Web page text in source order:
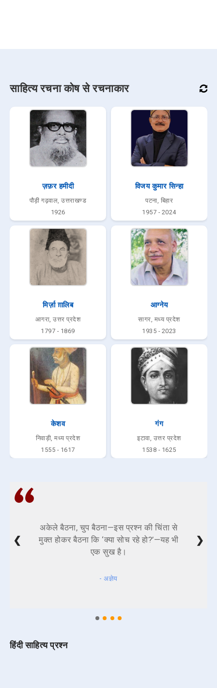
साहित्य रचना कोष से रचनाकार
ज़फ़र हमीदी
पौड़ी गढ़वाल, उत्तराखण्ड
1926
विजय कुमार सिन्हा
पटना, बिहार
1957 - 2024
मिर्ज़ा ग़ालिब
आगरा, उत्तर प्रदेश
1797 - 1869
आग्नेय
सागर, मध्य प्रदेश
1935 - 2023
केशव
निवाड़ी, मध्य प्रदेश
1555 - 1617
गंग
इटावा, उत्तर प्रदेश
1538 - 1625
अकेले बैठना, चुप बैठना—इस प्रश्न की चिंता से
मुक्त होकर बैठना कि ‘क्या सोच रहे हो?’—यह भी
एक सुख है।
- अज्ञेय
❮ ❯
हिंदी साहित्य प्रश्न